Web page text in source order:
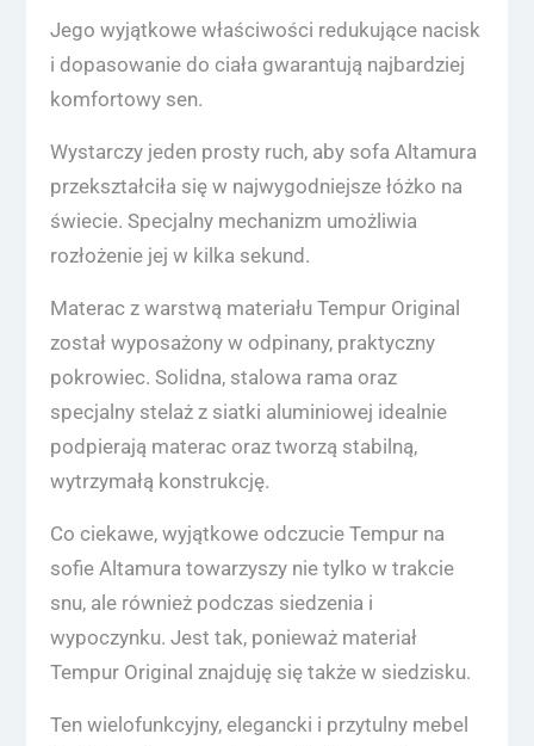
Jego wyjątkowe właściwości redukujące nacisk
i dopasowanie do ciała gwarantują najbardziej
komfortowy sen.
Wystarczy jeden prosty ruch, aby sofa Altamura
przekształciła się w najwygodniejsze łóżko na
świecie. Specjalny mechanizm umożliwia
rozłożenie jej w kilka sekund.
Materac z warstwą materiału Tempur Original
został wyposażony w odpinany, praktyczny
pokrowiec. Solidna, stalowa rama oraz
specjalny stelaż z siatki aluminiowej idealnie
podpierają materac oraz tworzą stabilną,
wytrzymałą konstrukcję.
Co ciekawe, wyjątkowe odczucie Tempur na
sofie Altamura towarzyszy nie tylko w trakcie
snu, ale również podczas siedzenia i
wypoczynku. Jest tak, ponieważ materiał
Tempur Original znajduję się także w siedzisku.
Ten wielofunkcyjny, elegancki i przytulny mebel